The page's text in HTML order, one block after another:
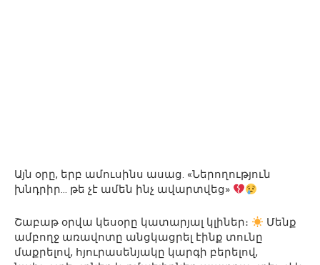
Այն օրը, երբ ամուսինս ասաց. «Ներողություն
խնդրիր… թե չէ ամեն ինչ ավարտվեց»
Շաբաթ օրվա կեսօրը կատարյալ կլիներ։
Մենք
ամբողջ առավոտը անցկացրել էինք տունը
մաքրելով, հյուրասենյակը կարգի բերելով,